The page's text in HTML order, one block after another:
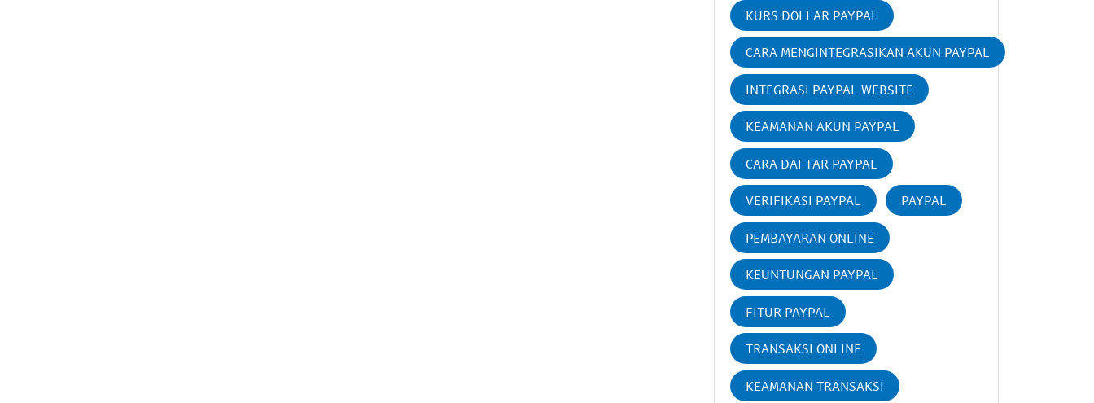
KURS DOLLAR PAYPAL
CARA MENGINTEGRASIKAN AKUN PAYPAL
INTEGRASI PAYPAL WEBSITE
KEAMANAN AKUN PAYPAL
CARA DAFTAR PAYPAL
VERIFIKASI PAYPAL PAYPAL
PEMBAYARAN ONLINE
KEUNTUNGAN PAYPAL
FITUR PAYPAL
TRANSAKSI ONLINE
KEAMANAN TRANSAKSI